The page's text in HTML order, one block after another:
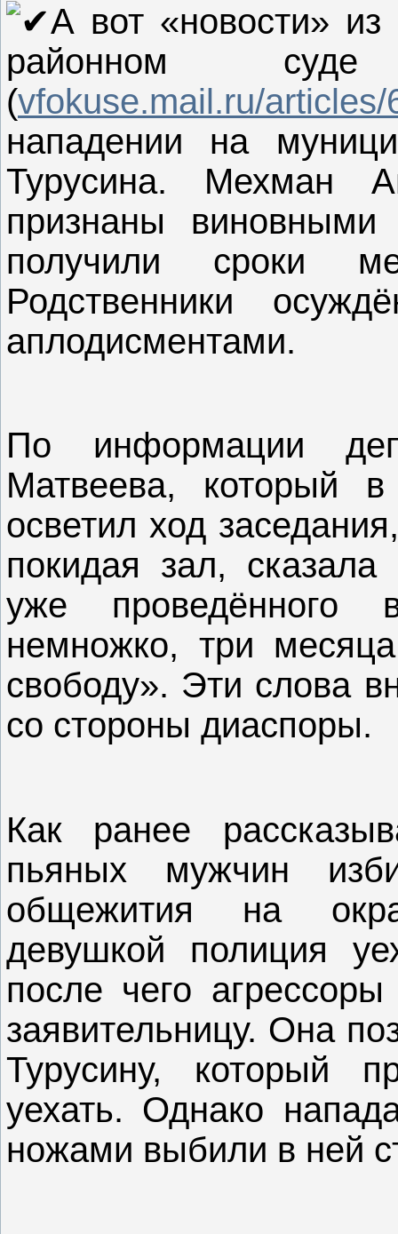
А вот «новости»
районном
(vfokuse.mail.ru/articles/
нападении на
Турусина. Мехман
признаны
получили сроки
Родственники
аплодисментами.
По информации
Матвеева, который
осветил ход
покидая зал,
уже
немножко, три
свободу». Эти слова
со стороны диаспоры.
Как ранее
пьяных мужчин
общежития на
девушкой полиция
после чего
заявительницу. Она
Турусину, который
уехать. Однако
ножами выбили в ней